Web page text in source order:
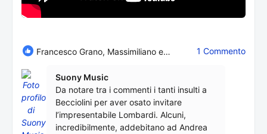
Francesco Grano, Massimiliano e Andrea V. 1 Commento
Suony Music
Da notare tra i commenti i tanti insulti a
Becciolini per aver osato invitare
l’impresentabile Lombardi. Alcuni,
incredibilmente, addebitano ad Andrea